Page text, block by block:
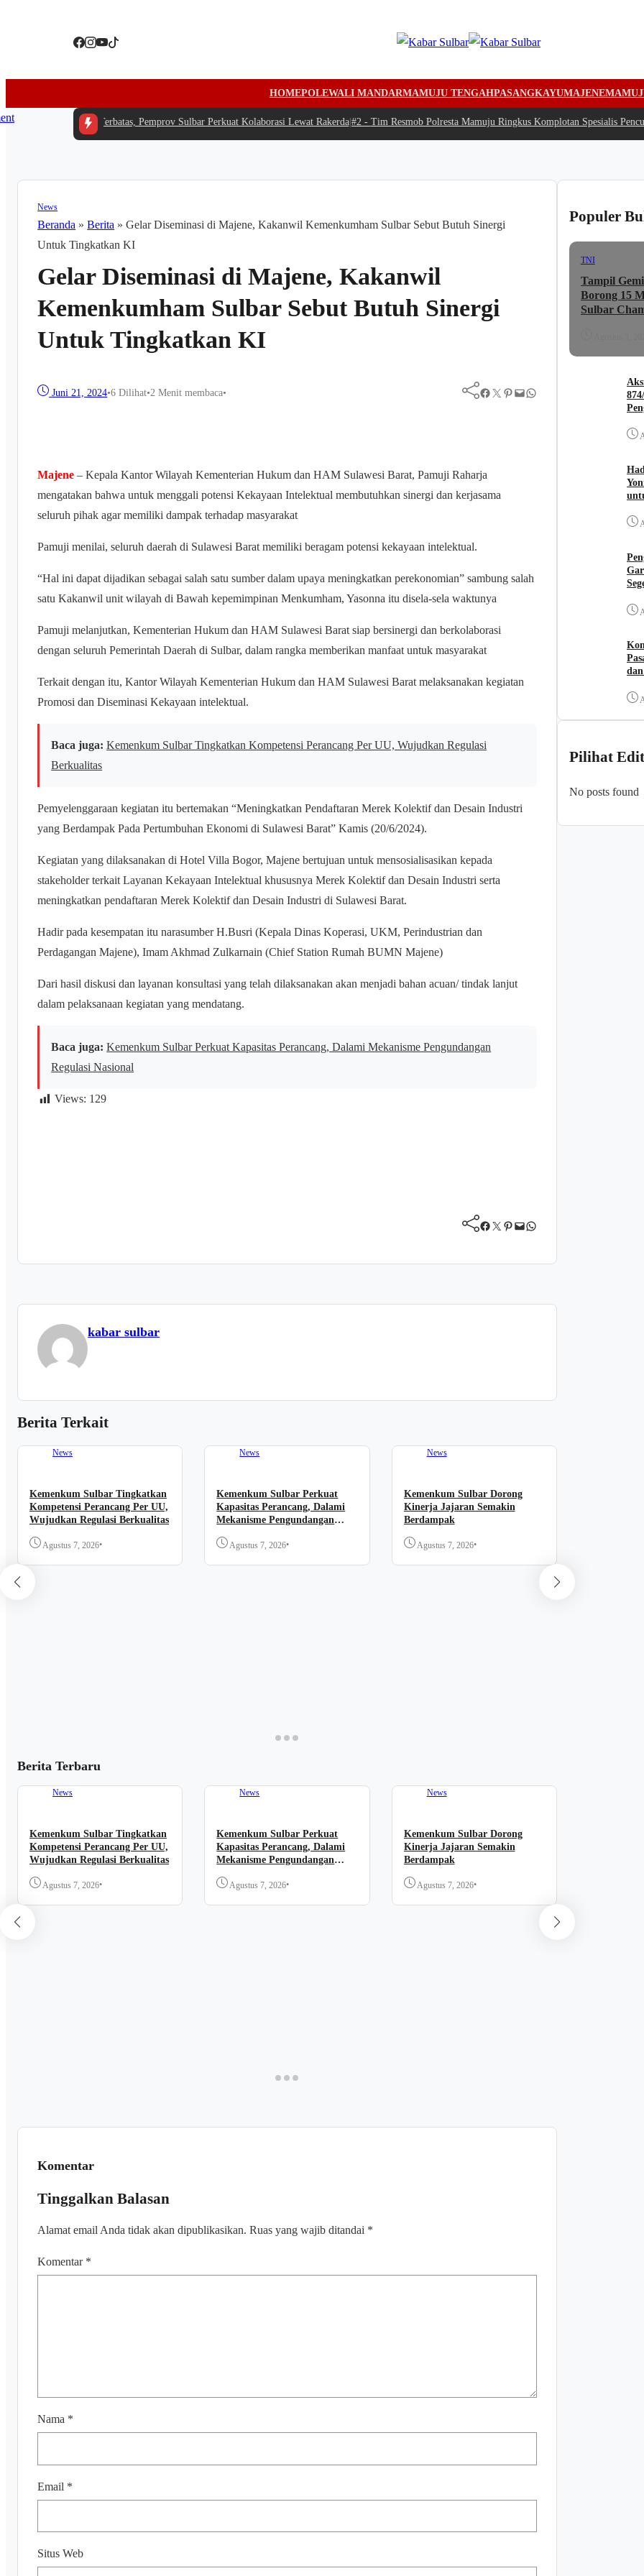
HOMEPOLEWALI MANDARMAMUJU TENGAHPASANGKAYUMAJENE
Tengah Anggaran Terbatas, Pemprov Sulbar Perkuat Kolaborasi Lewat Rakerda|#2 -Tim Resmob Polresta Mamuju Ringkus Komplotan Spesialis
News
Beranda »Berita »Gelar Diseminasi di Majene, Kakanwil Kemenkumham Sulbar Sebut Butuh Sinergi
Untuk Tingkatkan KI
Gelar Diseminasi di Majene, Kakanwil
Kemenkumham Sulbar Sebut Butuh Sinergi
Untuk Tingkatkan KI
Juni 21, 2024•6Dilihat•2 Menit membaca• Facebook Twitter Pinterest Mail WhatsApp
Majene – Kepala Kantor Wilayah Kementerian Hukum dan HAM Sulawesi Barat, Pamuji Raharja
mengatakan bahwa untuk menggali potensi Kekayaan Intelektual membutuhkan sinergi dan kerjasama
seluruh pihak agar memiliki dampak terhadap masyarakat
Pamuji menilai, seluruh daerah di Sulawesi Barat memiliki beragam potensi kekayaan intelektual.
“Hal ini dapat dijadikan sebagai salah satu sumber dalam upaya meningkatkan perekonomian” sambung salah
satu Kakanwil unit wilayah di Bawah kepemimpinan Menkumham, Yasonna itu disela-sela waktunya
Pamuji melanjutkan, Kementerian Hukum dan HAM Sulawesi Barat siap bersinergi dan berkolaborasi
dengan seluruh Pemerintah Daerah di Sulbar, dalam rangka memberikan manfaat untuk masyarakat
Terkait dengan itu, Kantor Wilayah Kementerian Hukum dan HAM Sulawesi Barat melaksanakan kegiatan
Promosi dan Diseminasi Kekayaan intelektual.
Baca juga: Kemenkum Sulbar Tingkatkan Kompetensi Perancang Per UU, Wujudkan Regulasi
Berkualitas
Pemyelenggaraan kegiatan itu bertemakan “Meningkatkan Pendaftaran Merek Kolektif dan Desain Industri
yang Berdampak Pada Pertumbuhan Ekonomi di Sulawesi Barat” Kamis (20/6/2024).
Kegiatan yang dilaksanakan di Hotel Villa Bogor, Majene bertujuan untuk mensosialisasikan kepada
stakeholder terkait Layanan Kekayaan Intelektual khususnya Merek Kolektif dan Desain Industri serta
meningkatkan pendaftaran Merek Kolektif dan Desain Industri di Sulawesi Barat.
Hadir pada kesempatan itu narasumber H.Busri (Kepala Dinas Koperasi, UKM, Perindustrian dan
Perdagangan Majene), Imam Akhmad Zulkarnain (Chief Station Rumah BUMN Majene)
Dari hasil diskusi dan layanan konsultasi yang telah dilaksanakan akan menjadi bahan acuan/ tindak lanjut
dalam pelaksanaan kegiatan yang mendatang.
Baca juga: Kemenkum Sulbar Perkuat Kapasitas Perancang, Dalami Mekanisme Pengundangan
Regulasi Nasional
Views: 129
Facebook Twitter Pinterest Mail WhatsApp
kabar sulbar
Berita Terkait
News
Kemenkum Sulbar Tingkatkan
Kompetensi Perancang Per UU,
Wujudkan Regulasi Berkualitas
Agustus 7, 2026•
News
Kemenkum Sulbar Perkuat
Kapasitas Perancang, Dalami
Mekanisme Pengundangan
Agustus 7, 2026•
News
Kemenkum Sulbar Dorong
Kinerja Jajaran Semakin
Berdampak
Agustus 7, 2026•
Berita Terbaru
News
Kemenkum Sulbar Tingkatkan
Kompetensi Perancang Per UU,
Wujudkan Regulasi Berkualitas
Agustus 7, 2026•
News
Kemenkum Sulbar Perkuat
Kapasitas Perancang, Dalami
Mekanisme Pengundangan
Agustus 7, 2026•
News
Kemenkum Sulbar Dorong
Kinerja Jajaran Semakin
Berdampak
Agustus 7, 2026•
Komentar
Tinggalkan Balasan
Alamat email Anda tidak akan dipublikasikan. Ruas yang wajib ditandai *
Komentar *
Nama *
Email *
Situs Web
Populer
TNI
Tampil
Borong 15
Sulbar
Pilihat
No posts found